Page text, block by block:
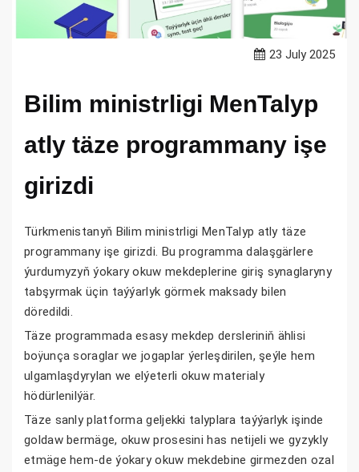
23 July 2025
Bilim ministrligi MenTalyp
atly täze programmany işe
girizdi
Türkmenistanyň Bilim ministrligi MenTalyp atly täze
programmany işe girizdi. Bu programma dalaşgärlere
ýurdumyzyň ýokary okuw mekdeplerine giriş synaglaryny
tabşyrmak üçin taýýarlyk görmek maksady bilen
döredildi.
Täze programmada esasy mekdep dersleriniň ählisi
boÿunça soraglar we jogaplar ýerleşdirilen, şeýle hem
ulgamlaşdyrylan we elýeterli okuw materialy
hödürlenilýär.
Täze sanly platforma geljekki talyplara taýýarlyk işinde
goldaw bermäge, okuw prosesini has netijeli we gyzykly
etmäge hem-de ýokary okuw mekdebine girmezden ozal